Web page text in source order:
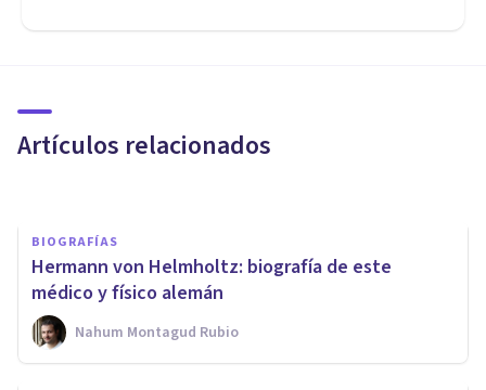
Artículos relacionados
filósofo y psiquiatra alemán
BIOGRAFÍAS
Hermann von Helmholtz: biografía de este
médico y físico alemán
Nahum Montagud Rubio